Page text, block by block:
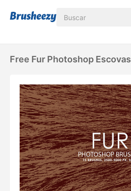
Free Fur Photoshop Escovas